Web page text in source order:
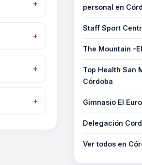
personal en
Staff Sport
The Mountain -
Top Health San
Córdoba
Gimnasio El
Delegación
Ver todos en